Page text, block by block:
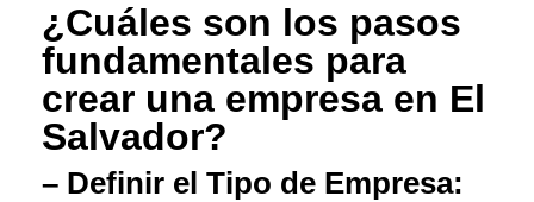
¿Cuáles son los pasos
fundamentales para
crear una empresa en El
Salvador?
– Definir el Tipo de Empresa: